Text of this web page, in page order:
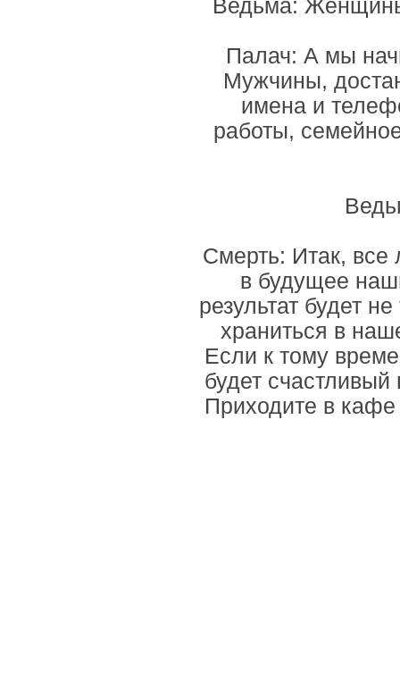
Ведьма:
Палач: А мы
Мужчины,
имена и
работы,
Смерть: Итак, все
в будущее
результат будет
храниться в
Если к тому
будет
Приходите в